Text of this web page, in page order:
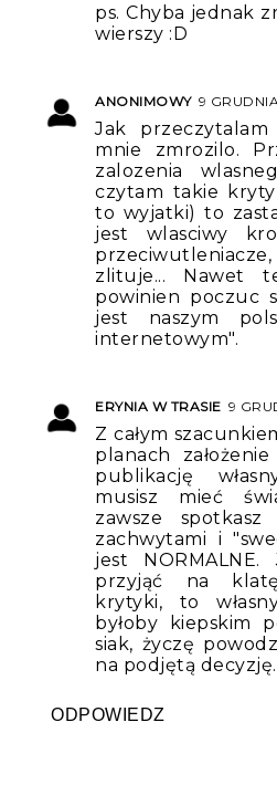
ps. Chyba jednak
wierszy :D
ANONIMOWY 9
Jak
mnie zmrozilo.
zalozenia
czytam takie
to wyjatki) to
jest wlasciwy
zlituje... Nawet
powinien poczuc
jest naszym
internetowym".
ERYNIA W TRASIE 9
Z całym
planach
publikację
musisz mieć
zawsze
zachwytami i
jest
przyjąć na
krytyki, to
byłoby kiepskim
siak, życzę
na podjętą decyzję.
ODPOWIEDZ